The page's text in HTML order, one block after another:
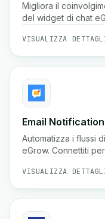
Migliora il
del widget di chat
VISUALIZZA
Email
Automatizza i flussi
eGrow. Connettiti
VISUALIZZA